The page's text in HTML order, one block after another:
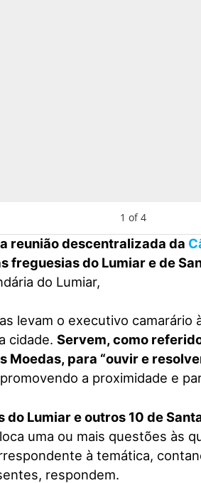
1 of 4
reunião descentralizada da
freguesias do Lumiar e de
do Lumiar,
levam o executivo camarário
cidade. Servem, como
Moedas, para “ouvir e
a proximidade e
do Lumiar e outros 10 de
uma ou mais questões às
à temática,
respondem.